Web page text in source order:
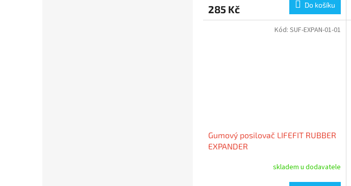
285 Kč Do košíku
Gumový posilovač LIFEFIT RUBBER
EXPANDER
skladem u dodavatele
Kód: SUF-EXPAN-01-01